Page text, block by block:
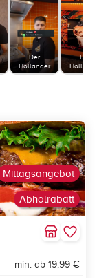
Der
Holländer
Der
Abholrabatt
Mittagsangebot
min. ab 19,99 €